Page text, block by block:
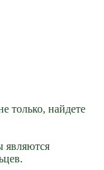
только, найдете
являются